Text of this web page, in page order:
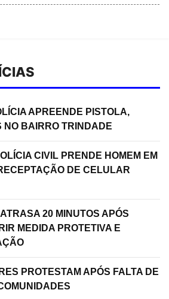
APREENDE PISTOLA,
NO BAIRRO TRINDADE
CIVIL PRENDE HOMEM EM
DE CELULAR
20 MINUTOS APÓS
MEDIDA PROTETIVA E
PROTESTAM APÓS FALTA DE